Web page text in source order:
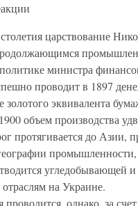
царствование
политике министра
проводит в 1897
золотого эквивалента
объем производства
протягивается до Азии,
промышленности,
угледобывающей и
на Украине.
однако, за счет